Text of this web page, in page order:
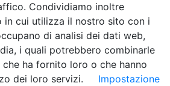
Condividiamo inoltre
in cui utilizza il nostro sito con i
di analisi dei dati web,
i quali potrebbero combinarle
ha fornito loro o che hanno
dei loro servizi.
Impostazione